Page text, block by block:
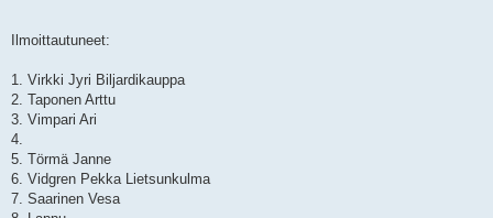
Ilmoittautuneet:
1. Virkki Jyri Biljardikauppa
2. Taponen Arttu
3. Vimpari Ari
4.
5. Törmä Janne
6. Vidgren Pekka Lietsunkulma
7. Saarinen Vesa